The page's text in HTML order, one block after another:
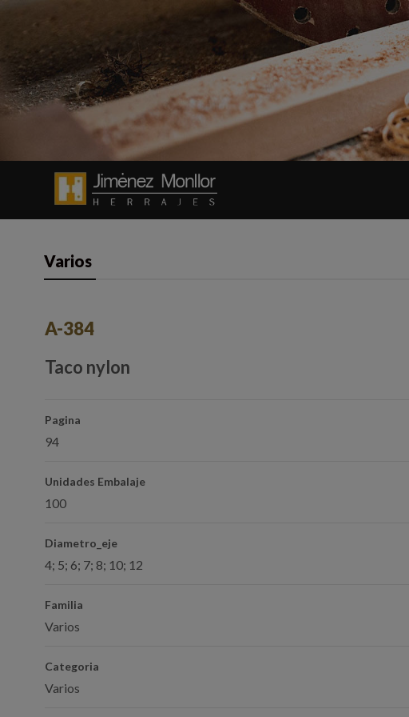
Varios
A-384
Taco nylon
Pagina
94
Unidades Embalaje
100
Diametro_eje
4; 5; 6; 7; 8; 10; 12
Familia
Varios
Categoria
Varios